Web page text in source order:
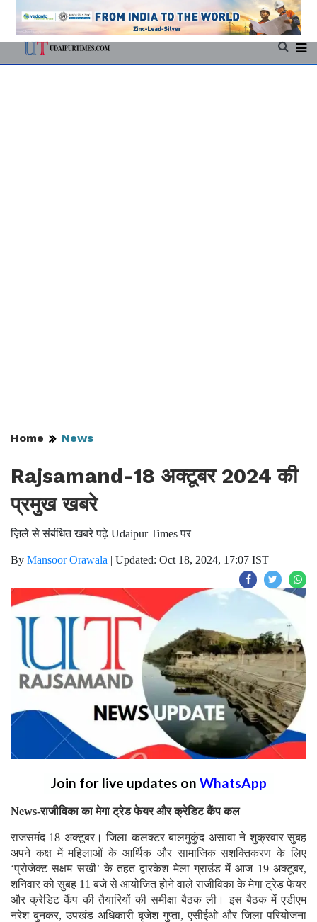
Home News
Rajsamand-18 अक्टूबर 2024 की
प्रमुख खबरे
ज़िले से संबंधित खबरे पढ़े Udaipur Times पर
By Mansoor Orawala | Updated: Oct 18, 2024, 17:07 IST
Join for live updates on WhatsApp
News-राजीविका का मेगा ट्रेड फेयर और क्रेडिट कैंप कल
राजसमंद 18 अक्टूबर। जिला कलक्टर बालमुकुंद असावा ने शुक्रवार सुबह
अपने कक्ष में महिलाओं के आर्थिक और सामाजिक सशक्तिकरण के लिए
‘प्रोजेक्ट सक्षम सखी’ के तहत द्वारकेश मेला ग्राउंड में आज 19 अक्टूबर,
शनिवार को सुबह 11 बजे से आयोजित होने वाले राजीविका के मेगा ट्रेड फेयर
और क्रेडिट कैंप की तैयारियों की समीक्षा बैठक ली। इस बैठक में एडीएम
नरेश बुनकर, उपखंड अधिकारी बृजेश गुप्ता, एसीईओ और जिला परियोजना